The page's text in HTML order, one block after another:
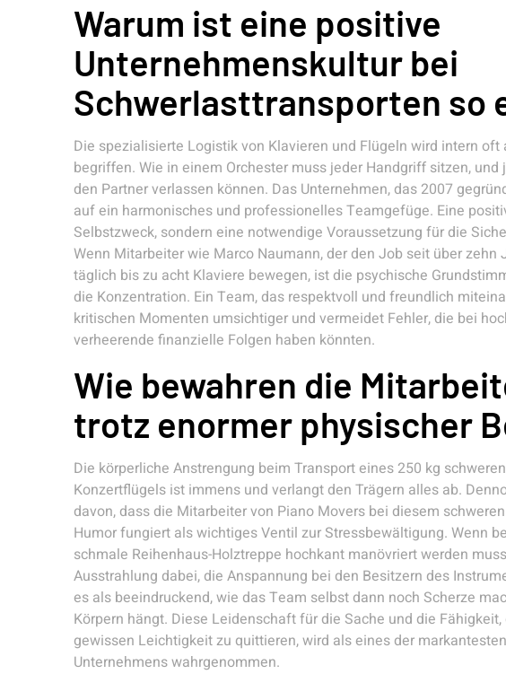
Warum ist eine positive
Unternehmenskultur bei
Schwerlasttransporten so
Die spezialisierte Logistik von Klavieren und Flügeln wird intern oft
begriffen. Wie in einem Orchester muss jeder Handgriff sitzen,
den Partner verlassen können. Das Unternehmen, das 2007
auf ein harmonisches und professionelles Teamgefüge. Eine
Selbstzweck, sondern eine notwendige Voraussetzung für die
Wenn Mitarbeiter wie Marco Naumann, der den Job seit über zehn
täglich bis zu acht Klaviere bewegen, ist die psychische
die Konzentration. Ein Team, das respektvoll und freundlich
kritischen Momenten umsichtiger und vermeidet Fehler, die bei
verheerende finanzielle Folgen haben könnten.
Wie bewahren die
trotz enormer physischer
Die körperliche Anstrengung beim Transport eines 250 kg
Konzertflügels ist immens und verlangt den Trägern alles ab.
davon, dass die Mitarbeiter von Piano Movers bei diesem
Humor fungiert als wichtiges Ventil zur Stressbewältigung. Wenn
schmale Reihenhaus-Holztreppe hochkant manövriert werden
Ausstrahlung dabei, die Anspannung bei den Besitzern des
es als beeindruckend, wie das Team selbst dann noch Scherze
Körpern hängt. Diese Leidenschaft für die Sache und die
gewissen Leichtigkeit zu quittieren, wird als eines der
Unternehmens wahrgenommen.